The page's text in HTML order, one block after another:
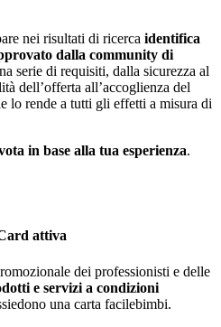
nei risultati di ricerca identifica
dalla community di
serie di requisiti, dalla sicurezza al
dell’offerta all’accoglienza del
lo rende a tutti gli effetti a misura di
in base alla tua esperienza.
attiva
dei professionisti e delle
e servizi a condizioni
una carta facilebimbi.